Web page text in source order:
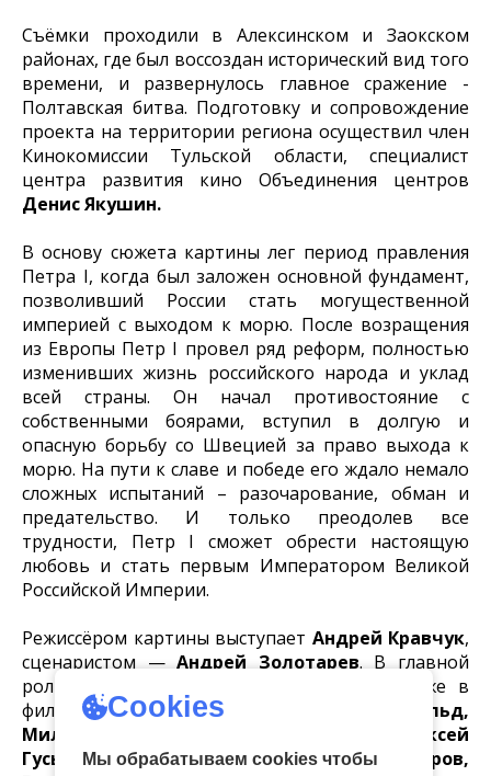
Съёмки проходили в Алексинском и Заокском
районах, где был воссоздан исторический вид того
времени, и развернулось главное сражение -
Полтавская битва. Подготовку и сопровождение
проекта на территории региона осуществил член
Кинокомиссии Тульской области, специалист
центра развития кино Объединения центров
Денис Якушин.
В основу сюжета картины лег период правления
Петра I, когда был заложен основной фундамент,
позволивший России стать могущественной
империей с выходом к морю. После возращения
из Европы Петр I провел ряд реформ, полностью
изменивших жизнь российского народа и уклад
всей страны. Он начал противостояние с
собственными боярами, вступил в долгую и
опасную борьбу со Швецией за право выхода к
морю. На пути к славе и победе его ждало немало
сложных испытаний – разочарование, обман и
предательство. И только преодолев все
трудности, Петр I сможет обрести настоящую
любовь и стать первым Императором Великой
Российской Империи.
Режиссёром картины выступает Андрей Кравчук,
сценаристом —Андрей Золотарев. В главной
роли снимается
. Также в
фильме задействованы
Юлия Пересильд,
Милош Бикович, Ксения Утехина, Алексей
Гуськов, Александр Яценко, Сергей Шакуров,
Cookies
Мы обрабатываем cookies чтобы